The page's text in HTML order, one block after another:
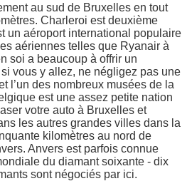
au sud de Bruxelles en tout
Charleroi est deuxième
un aéroport international populaire
aériennes telles que Ryanair à
soi a beaucoup à offrir un
vous y allez, ne négligez pas une
l’un des nombreux musées de la
est une assez petite nation
votre auto à Bruxelles et
les autres grandes villes dans la
kilomètres au nord de
Anvers est parfois connue
du diamant soixante - dix
sont négociés par ici.